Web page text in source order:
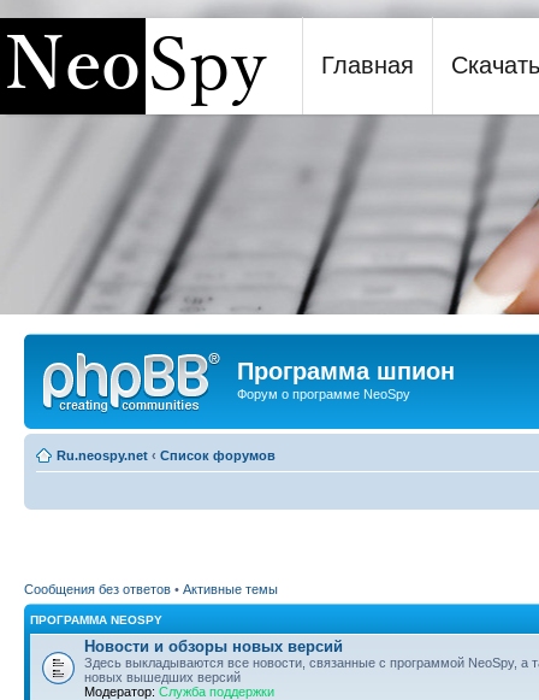
Программа шпион NeoSpy
Главная Скачать
Программа шпион
Форум о программе NeoSpy
Ru.neospy.net ‹ Список форумов
Сообщения без ответов • Активные темы
ПРОГРАММА NEOSPY
Новости и обзоры новых версий
Здесь выкладываются все новости, связанные с программой NeoSpy, а
новых вышедших версий
Модератор: Служба поддержки